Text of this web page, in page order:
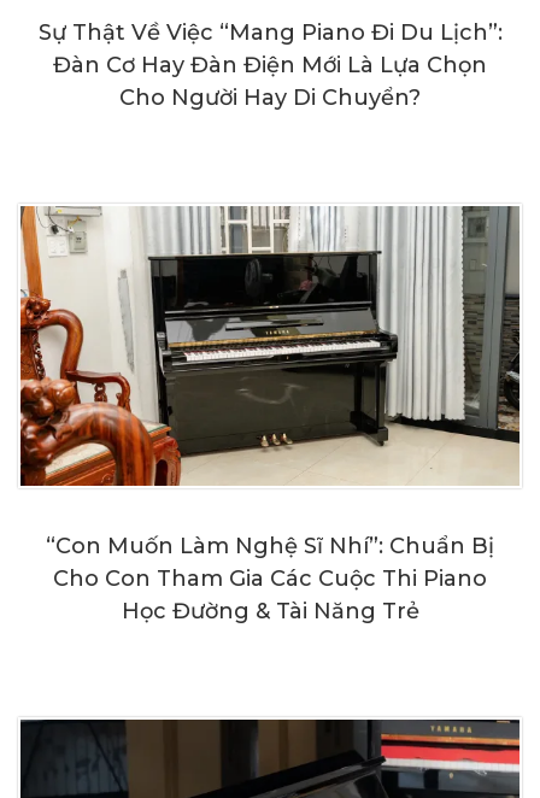
Sự Thật Về Việc “Mang Piano Đi Du Lịch”:
Đàn Cơ Hay Đàn Điện Mới Là Lựa Chọn
Cho Người Hay Di Chuyển?
“Con Muốn Làm Nghệ Sĩ Nhí”: Chuẩn Bị
Cho Con Tham Gia Các Cuộc Thi Piano
Học Đường & Tài Năng Trẻ